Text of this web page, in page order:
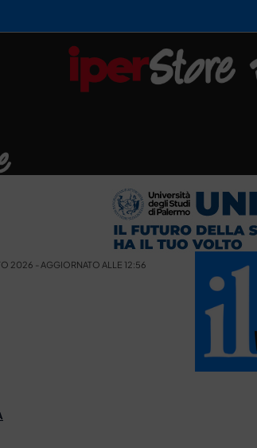
2026 - AGGIORNATO ALLE 12:56